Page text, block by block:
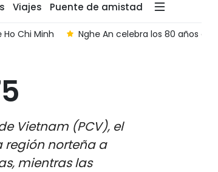
Viajes Puente de amistad
Chi Minh Nghe An celebra los 80 años
Vietnam (PCV), el
región norteña a
mientras las